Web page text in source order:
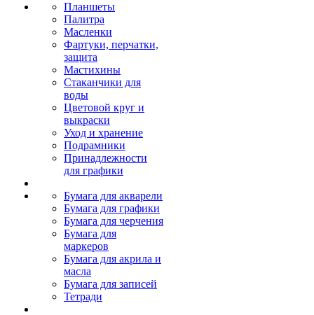
Планшеты
Палитра
Масленки
Фартуки, перчатки,
защита
Мастихины
Стаканчики для
воды
Цветовой круг и
выкраски
Уход и хранение
Подрамники
Принадлежности
для графики
Бумага для акварели
Бумага для графики
Бумага для черчения
Бумага для
маркеров
Бумага для акрила и
масла
Бумага для записей
Тетради